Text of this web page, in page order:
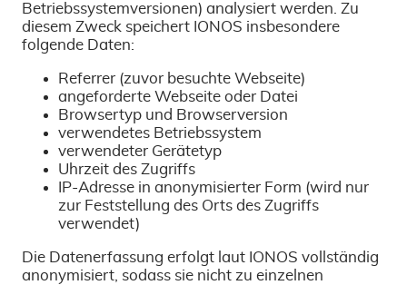
Betriebssystemversionen) analysiert werden. Zu
diesem Zweck speichert IONOS insbesondere
folgende Daten:
Referrer (zuvor besuchte Webseite)
angeforderte Webseite oder Datei
Browsertyp und Browserversion
verwendetes Betriebssystem
verwendeter Gerätetyp
Uhrzeit des Zugriffs
IP-Adresse in anonymisierter Form (wird nur
zur Feststellung des Orts des Zugriffs
verwendet)
Die Datenerfassung erfolgt laut IONOS vollständig
anonymisiert, sodass sie nicht zu einzelnen